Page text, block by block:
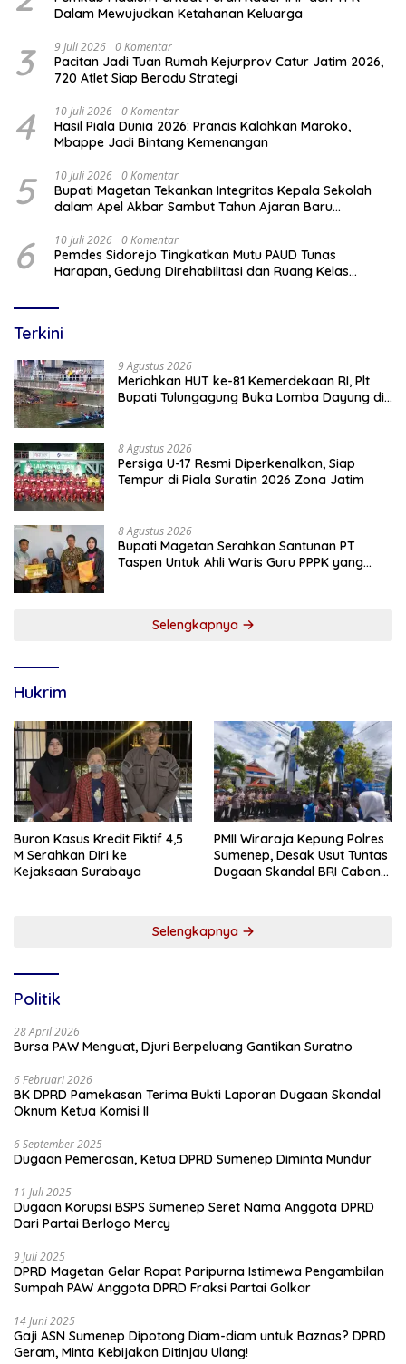
Dalam Mewujudkan Ketahanan Keluarga
3 9 Juli 2026 0 Komentar
Pacitan Jadi Tuan Rumah Kejurprov Catur Jatim 2026,
720 Atlet Siap Beradu Strategi
4 10 Juli 2026 0 Komentar
Hasil Piala Dunia 2026: Prancis Kalahkan Maroko,
Mbappe Jadi Bintang Kemenangan
5 10 Juli 2026 0 Komentar
Bupati Magetan Tekankan Integritas Kepala Sekolah
dalam Apel Akbar Sambut Tahun Ajaran Baru
6 10 Juli 2026 0 Komentar
Pemdes Sidorejo Tingkatkan Mutu PAUD Tunas
Harapan, Gedung Direhabilitasi dan Ruang Kelas
Terkini
9 Agustus 2026
Meriahkan HUT ke-81 Kemerdekaan RI, Plt
Bupati Tulungagung Buka Lomba Dayung di
8 Agustus 2026
Persiga U-17 Resmi Diperkenalkan, Siap
Tempur di Piala Suratin 2026 Zona Jatim
8 Agustus 2026
Bupati Magetan Serahkan Santunan PT
Taspen Untuk Ahli Waris Guru PPPK yang
Selengkapnya
Hukrim
Buron Kasus Kredit Fiktif 4,5
M Serahkan Diri ke
Kejaksaan Surabaya
PMII Wiraraja Kepung Polres
Sumenep, Desak Usut Tuntas
Dugaan Skandal BRI Cabang
Selengkapnya
Politik
28 April 2026
Bursa PAW Menguat, Djuri Berpeluang Gantikan Suratno
6 Februari 2026
BK DPRD Pamekasan Terima Bukti Laporan Dugaan Skandal
Oknum Ketua Komisi II
6 September 2025
Dugaan Pemerasan, Ketua DPRD Sumenep Diminta Mundur
11 Juli 2025
Dugaan Korupsi BSPS Sumenep Seret Nama Anggota DPRD
Dari Partai Berlogo Mercy
9 Juli 2025
DPRD Magetan Gelar Rapat Paripurna Istimewa Pengambilan
Sumpah PAW Anggota DPRD Fraksi Partai Golkar
14 Juni 2025
Gaji ASN Sumenep Dipotong Diam-diam untuk Baznas? DPRD
Geram, Minta Kebijakan Ditinjau Ulang!